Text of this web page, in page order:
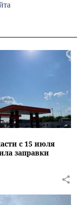
с 15 июля
заправки